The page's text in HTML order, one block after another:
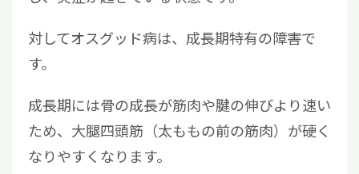
対してオスグッド病は、成長期特有の障害で
す。
成長期には骨の成長が筋肉や腱の伸びより速い
ため、大腿四頭筋（太ももの前の筋肉）が硬く
なりやすくなります。